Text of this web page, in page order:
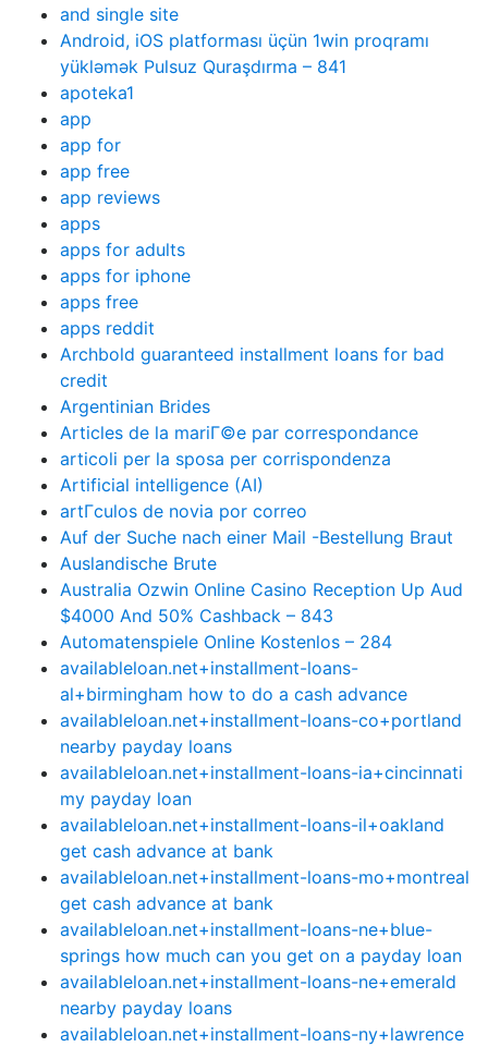
and single site
Android, iOS platforması üçün 1win proqramı
yükləmək Pulsuz Quraşdırma – 841
apoteka1
app
app for
app free
app reviews
apps
apps for adults
apps for iphone
apps free
apps reddit
Archbold guaranteed installment loans for bad
credit
Argentinian Brides
Articles de la mariГ©e par correspondance
articoli per la sposa per corrispondenza
Artificial intelligence (AI)
artГ­culos de novia por correo
Auf der Suche nach einer Mail -Bestellung Braut
Auslandische Brute
Australia Ozwin Online Casino Reception Up Aud
$4000 And 50% Cashback – 843
Automatenspiele Online Kostenlos – 284
availableloan.net+installment-loans-
al+birmingham how to do a cash advance
availableloan.net+installment-loans-co+portland
nearby payday loans
availableloan.net+installment-loans-ia+cincinnati
my payday loan
availableloan.net+installment-loans-il+oakland
get cash advance at bank
availableloan.net+installment-loans-mo+montreal
get cash advance at bank
availableloan.net+installment-loans-ne+blue-
springs how much can you get on a payday loan
availableloan.net+installment-loans-ne+emerald
nearby payday loans
availableloan.net+installment-loans-ny+lawrence